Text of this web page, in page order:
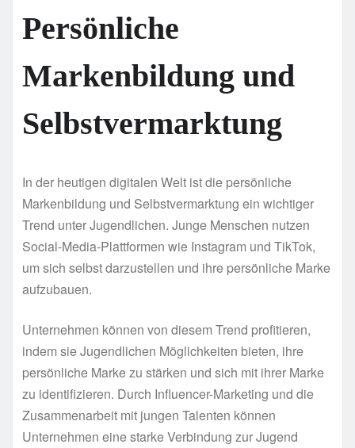
Persönliche
Markenbildung und
Selbstvermarktung
In der heutigen digitalen Welt ist die persönliche
Markenbildung und Selbstvermarktung ein wichtiger
Trend unter Jugendlichen. Junge Menschen nutzen
Social-Media-Plattformen wie Instagram und TikTok,
um sich selbst darzustellen und ihre persönliche Marke
aufzubauen.
Unternehmen können von diesem Trend profitieren,
indem sie Jugendlichen Möglichkeiten bieten, ihre
persönliche Marke zu stärken und sich mit ihrer Marke
zu identifizieren. Durch Influencer-Marketing und die
Zusammenarbeit mit jungen Talenten können
Unternehmen eine starke Verbindung zur Jugend